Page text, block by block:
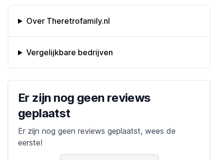
Omschrijving bedrijf
Over Theretrofamily.nl
Vergelijkbare bedrijven
Bedrijfs reviews
Er zijn nog geen reviews
geplaatst
Er zijn nog geen reviews geplaatst, wees de
eerste!